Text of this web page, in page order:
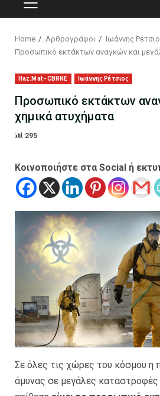
PRIMARY
Home Αρθρογράφοι
Ιωάννης
Προσωπικό εκτάκτων αναγκών και
Haz.Mat - CBRNE Ιωάννης Ρέτσιος
Προσωπικό εκτάκτων
χημικά ατυχήματα
295
Κοινοποιήστε στα Social ή
Σε όλες τις χώρες του κόσμου η
άμυνας σε μεγάλες καταστροφές